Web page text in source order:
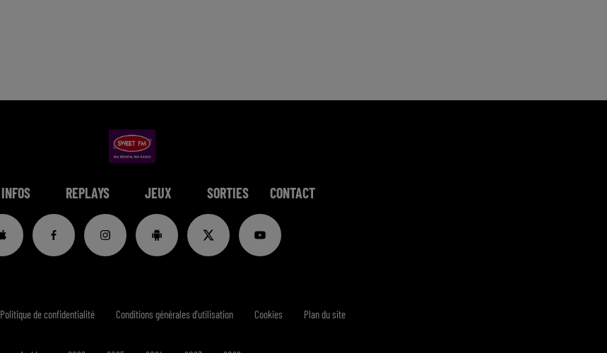
INFOS REPLAYS JEUX SORTIES CONTACT
Politique de confidentialité Conditions générales d'utilisation Cookies Plan du site